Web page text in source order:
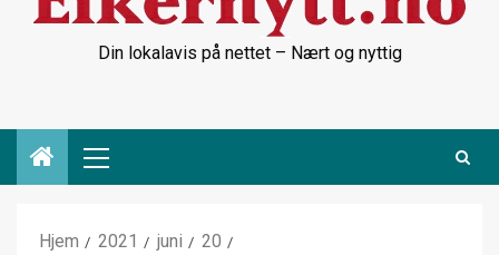
Din lokalavis på nettet – Nært og nyttig
Hjem 2021 juni
20